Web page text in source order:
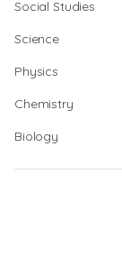
Social Studies
Science
Physics
Chemistry
Biology